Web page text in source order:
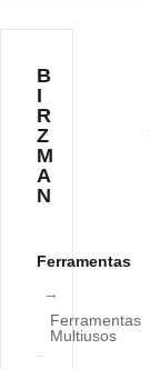
B
I
R
Z
M
A
N
Ferramentas
Ferramentas
Multiusos